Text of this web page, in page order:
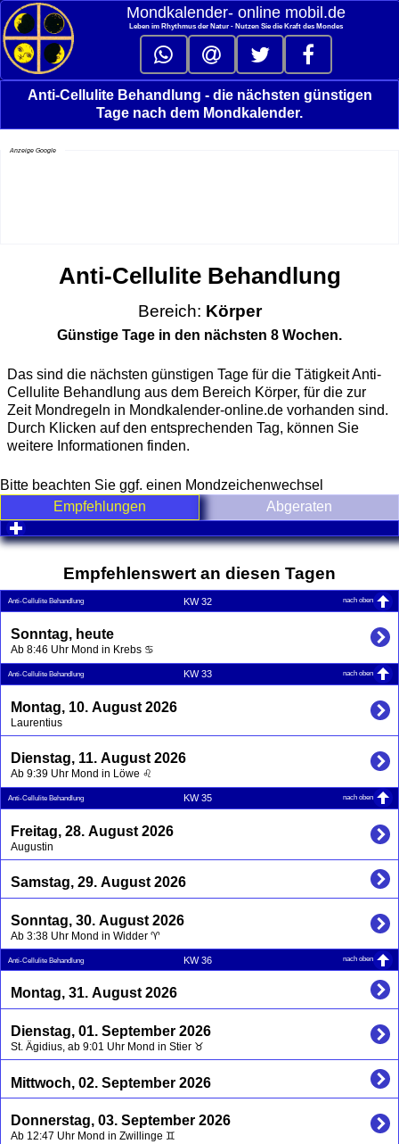
Mondkalender‑ online mobil.de
Leben im Rhythmus der Natur - Nutzen Sie die Kraft des Mondes
Anti-Cellulite Behandlung - die nächsten günstigen
Tage nach dem Mondkalender.
Anzeige Google
Anti-Cellulite Behandlung
Bereich: Körper
Günstige Tage in den nächsten 8 Wochen.
Das sind die nächsten günstigen Tage für die Tätigkeit Anti-
Cellulite Behandlung aus dem Bereich Körper, für die zur
Zeit Mondregeln in Mondkalender-online.de vorhanden sind.
Durch Klicken auf den entsprechenden Tag, können Sie
weitere Informationen finden.
Bitte beachten Sie ggf. einen Mondzeichenwechsel
Empfehlungen
Abgeraten
click to expand contents
Empfehlenswert an diesen Tagen
Anti-Cellulite Behandlung KW 32 nach oben
Sonntag, heute
Ab 8:46 Uhr Mond in Krebs ♋
Anti-Cellulite Behandlung KW 33 nach oben
Montag, 10. August 2026
Laurentius
Dienstag, 11. August 2026
Ab 9:39 Uhr Mond in Löwe ♌
Anti-Cellulite Behandlung KW 35 nach oben
Freitag, 28. August 2026
Augustin
Samstag, 29. August 2026
Sonntag, 30. August 2026
Ab 3:38 Uhr Mond in Widder ♈
Anti-Cellulite Behandlung KW 36 nach oben
Montag, 31. August 2026
Dienstag, 01. September 2026
St. Ägidius, ab 9:01 Uhr Mond in Stier ♉
Mittwoch, 02. September 2026
Donnerstag, 03. September 2026
Ab 12:47 Uhr Mond in Zwillinge ♊